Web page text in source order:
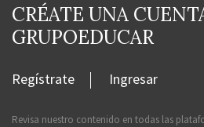
CRÉATE UNA
GRUPOEDUCAR
Regístrate Ingresar
Revisa nuestro contenido en todas las